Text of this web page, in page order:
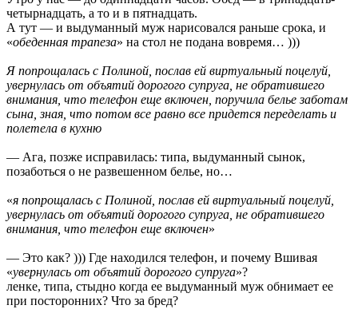
четырнадцать, а то и в пятнадцать.
А тут — и выдуманный муж нарисовался раньше срока, и
«обеденная трапеза» на стол не подана вовремя… )))
Я попрощалась с Полиной, послав ей виртуальный поцелуй,
увернулась от объятий дорогого супруга, не обратившего
внимания, что телефон еще включен, поручила белье заботам
сына, зная, что потом все равно все придется переделать и
полетела в кухню
— Ага, позже исправилась: типа, выдуманный сынок,
позаботься о не развешенном белье, но…
«я попрощалась с Полиной, послав ей виртуальный поцелуй,
увернулась от объятий дорогого супруга, не обратившего
внимания, что телефон еще включен»
— Это как? ))) Где находился телефон, и почему Вшивая
«увернулась от объятий дорогого супруга»?
ленке, типа, стыдно когда ее выдуманный муж обнимает ее
при посторонних? Что за бред?